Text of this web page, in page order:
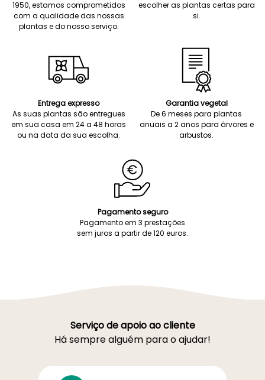
1950, estamos comprometidos
com a qualidade das nossas
plantas e do nosso serviço.
escolher as plantas certas para
si.
Entrega expresso
As suas plantas são entregues
em sua casa em 24 a 48 horas
ou na data da sua escolha.
Garantia vegetal
De 6 meses para plantas
anuais a 2 anos para árvores e
arbustos.
Pagamento seguro
Pagamento em 3 prestações
sem juros a partir de 120 euros.
Serviço de apoio ao cliente
Há sempre alguém para o ajudar!